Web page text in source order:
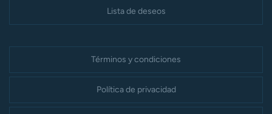
Lista de deseos
Términos y condiciones
Política de privacidad